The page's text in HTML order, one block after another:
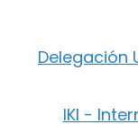
Delegación
IKI -